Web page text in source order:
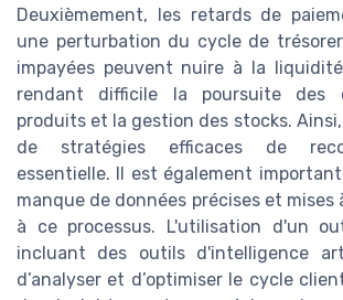
Deuxièmement, les retards de
une perturbation du cycle de
impayées peuvent nuire à la
rendant difficile la poursuite des
produits et la gestion des stocks.
de stratégies efficaces de
essentielle. Il est également
manque de données précises et
à ce processus. L'utilisation d'un
incluant des outils d'intelligence
d’analyser et d’optimiser le cycle